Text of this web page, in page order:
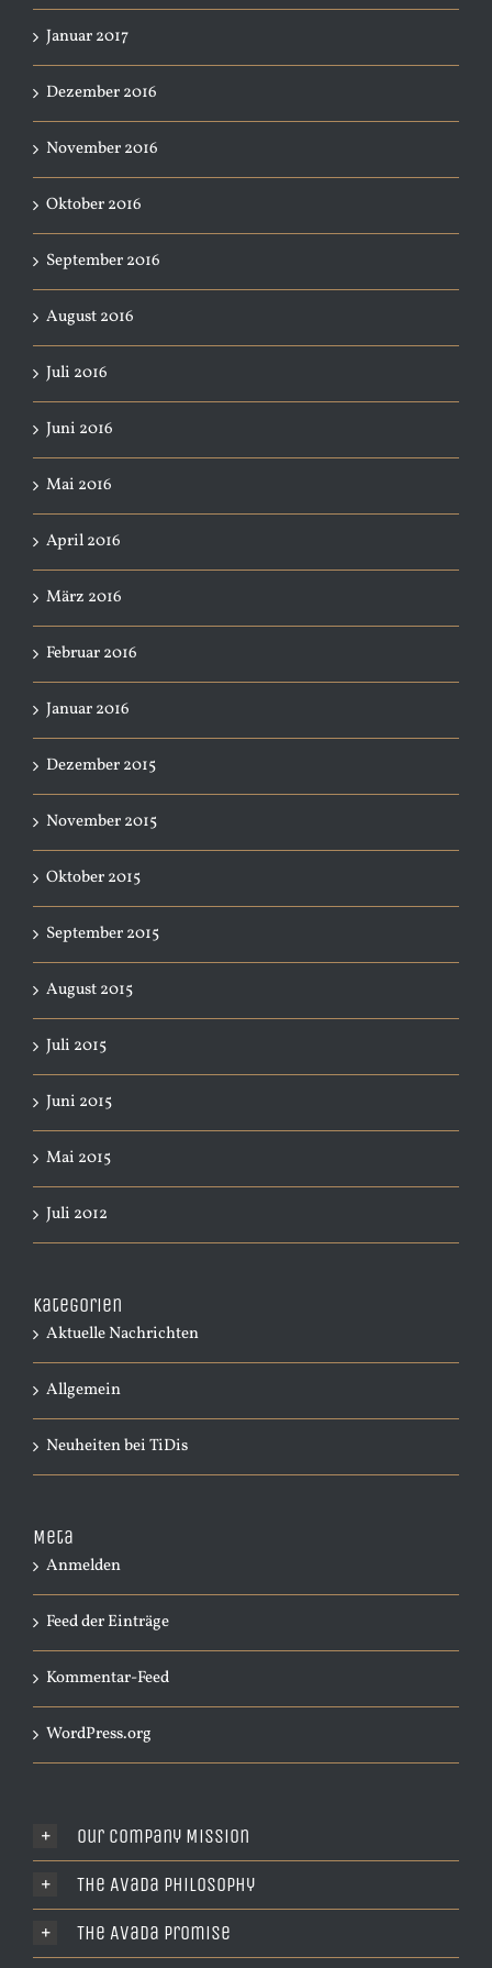
Januar 2017
Dezember 2016
November 2016
Oktober 2016
September 2016
August 2016
Juli 2016
Juni 2016
Mai 2016
April 2016
März 2016
Februar 2016
Januar 2016
Dezember 2015
November 2015
Oktober 2015
September 2015
August 2015
Juli 2015
Juni 2015
Mai 2015
Juli 2012
Kategorien
Aktuelle Nachrichten
Allgemein
Neuheiten bei TiDis
Meta
Anmelden
Feed der Einträge
Kommentar-Feed
WordPress.org
Our Company Mission
The Avada Philosophy
The Avada Promise